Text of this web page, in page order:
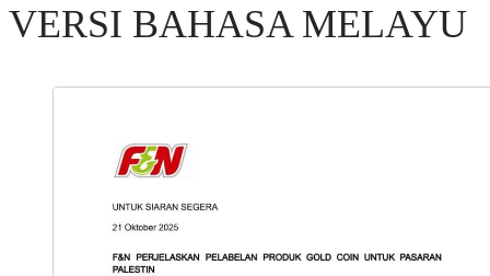
VERSI BAHASA MELAYU